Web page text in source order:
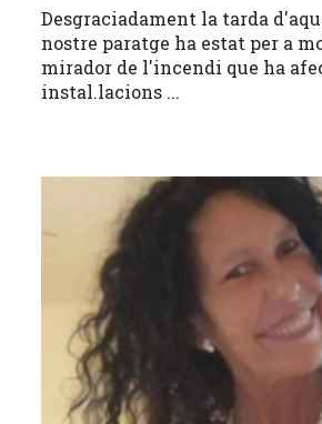
Desgraciadament la tarda
nostre paratge ha estat per a
mirador de l'incendi que ha
instal.lacions ...